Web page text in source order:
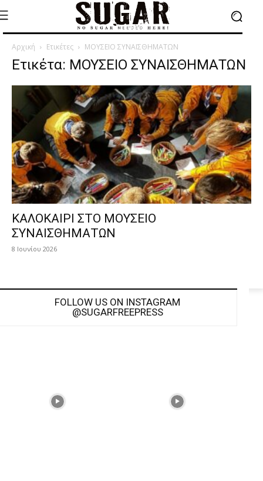
Αρχική Ετικέτες ΜΟΥΣΕΙΟ ΣΥΝΑΙΣΘΗΜΑΤΩΝ
Ετικέτα: ΜΟΥΣΕΙΟ ΣΥΝΑΙΣΘΗΜΑΤΩΝ
ΚΑΛΟΚΑΙΡΙ ΣΤΟ ΜΟΥΣΕΙΟ
ΣΥΝΑΙΣΘΗΜΑΤΩΝ
8 Ιουνίου 2026
FOLLOW US ON INSTAGRAM
@SUGARFREEPRESS